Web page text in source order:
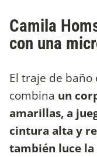
Camila
con una
El traje de
combina un
amarillas, a
cintura alta y
también luce